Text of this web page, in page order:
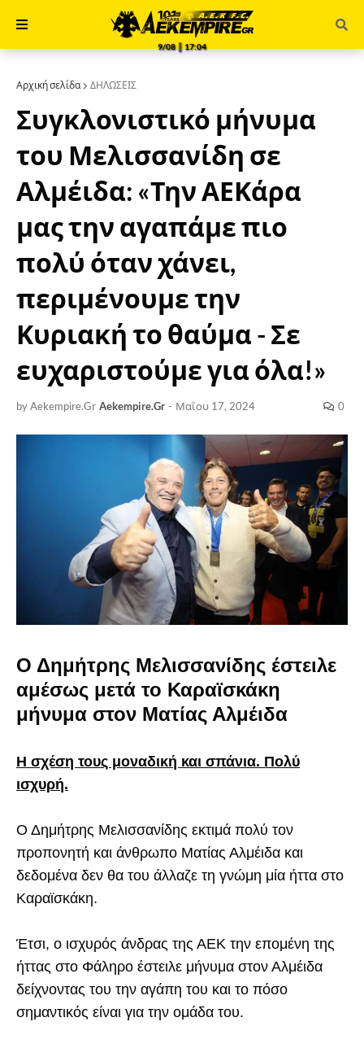
9/08 ║ 17:04
Αρχική σελίδα ΔΗΛΩΣΕΙΣ
Συγκλονιστικό μήνυμα
του Μελισσανίδη σε
Αλμέιδα: «Την ΑΕΚάρα
μας την αγαπάμε πιο
πολύ όταν χάνει,
περιμένουμε την
Κυριακή το θαύμα - Σε
ευχαριστούμε για όλα!»
by Aekempire.Gr Aekempire.Gr - Μαΐου 17, 2024 0
Ο Δημήτρης Μελισσανίδης έστειλε
αμέσως μετά το Καραϊσκάκη
μήνυμα στον Ματίας Αλμέιδα
Η σχέση τους μοναδική και σπάνια. Πολύ
ισχυρή.
Ο Δημήτρης Μελισσανίδης εκτιμά πολύ τον
προπονητή και άνθρωπο Ματίας Αλμέιδα και
δεδομένα δεν θα του άλλαζε τη γνώμη μία ήττα στο
Καραϊσκάκη.
Έτσι, ο ισχυρός άνδρας της ΑΕΚ την επομένη της
ήττας στο Φάληρο έστειλε μήνυμα στον Αλμέιδα
δείχνοντας του την αγάπη του και το πόσο
σημαντικός είναι για την ομάδα του.